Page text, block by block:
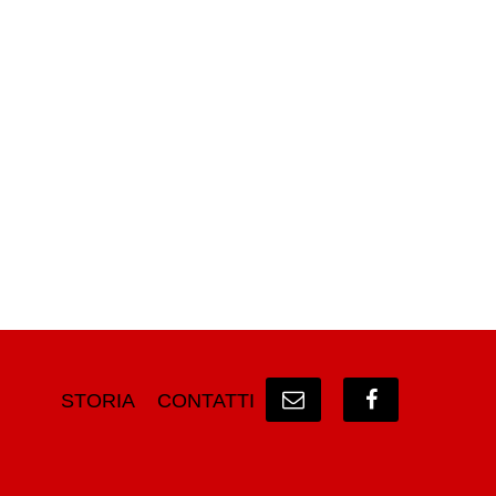
STORIA CONTATTI